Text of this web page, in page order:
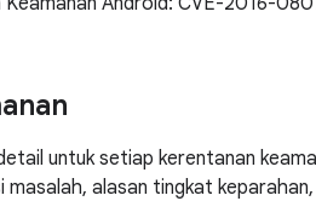
untuk setiap kerentanan
alasan tingkat